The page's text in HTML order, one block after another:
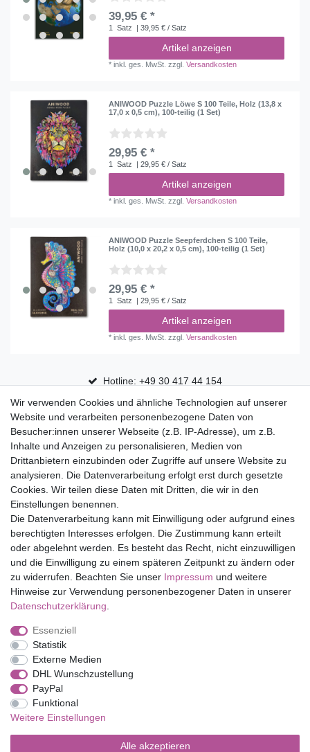
39,95 € *
1 Satz | 39,95 € / Satz
Artikel anzeigen
*inkl. ges. MwSt. zzgl.Versandkosten
ANIWOOD Puzzle Löwe S 100 Teile, Holz (13,8 x
17,0 x 0,5 cm), 100-teilig (1 Set)
29,95 € *
1 Satz | 29,95 € / Satz
Artikel anzeigen
*inkl. ges. MwSt. zzgl.Versandkosten
ANIWOOD Puzzle Seepferdchen S 100 Teile,
Holz (10,0 x 20,2 x 0,5 cm), 100-teilig (1 Set)
29,95 € *
1 Satz | 29,95 € / Satz
Artikel anzeigen
*inkl. ges. MwSt. zzgl.Versandkosten
Hotline: +49 30 417 44 154
30 Tage Rückgaberecht
Versandfrei ab 75 € in Deutschland
Top Marken
Eduplay
Folia Bringmann
Shop
Mein Konto
Service
Versandkosten
Impressum
Barrierefreiheitserklärung
Wir verwenden Cookies und ähnliche Technologien auf unserer
Website und verarbeiten personenbezogene Daten von
Besucher:innen unserer Webseite (z.B. IP-Adresse), um z.B.
Inhalte und Anzeigen zu personalisieren, Medien von
Drittanbietern einzubinden oder Zugriffe auf unsere Website zu
analysieren. Die Datenverarbeitung erfolgt erst durch gesetzte
Cookies. Wir teilen diese Daten mit Dritten, die wir in den
Einstellungen benennen.
Die Datenverarbeitung kann mit Einwilligung oder aufgrund eines
berechtigten Interesses erfolgen. Die Zustimmung kann erteilt
oder abgelehnt werden. Es besteht das Recht, nicht einzuwilligen
und die Einwilligung zu einem späteren Zeitpunkt zu ändern oder
zu widerrufen. Beachten Sie unser Impressum und weitere
Hinweise zur Verwendung personenbezogener Daten in unserer
Daten­schutz­erklärung
Essenziell
Statistik
Externe Medien
DHL Wunschzustellung
PayPal
Funktional
Weitere Einstellungen
Alle akzeptieren